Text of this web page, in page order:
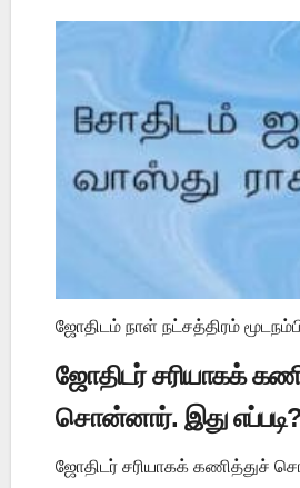
ஜோதிடம் நாள் நட்சத்திரம்
ஜோதிடர் சரியாகக்
சொன்னார். இது
ஜோதிடர் சரியாகக் கணித்துச்